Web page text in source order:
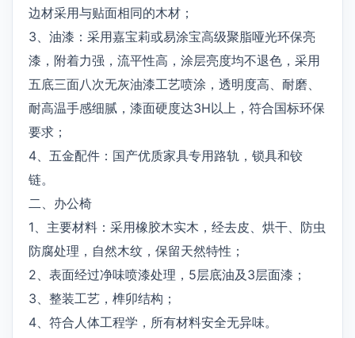
边材采用与贴面相同的木材；
3、油漆：采用嘉宝莉或易涂宝高级聚脂哑光环保亮
漆，附着力强，流平性高，涂层亮度均不退色，采用
五底三面八次无灰油漆工艺喷涂，透明度高、耐磨、
耐高温手感细腻，漆面硬度达3H以上，符合国标环保
要求；
4、五金配件：国产优质家具专用路轨，锁具和铰
链。
二、办公椅
1、主要材料：采用橡胶木实木，经去皮、烘干、防虫
防腐处理，自然木纹，保留天然特性；
2、表面经过净味喷漆处理，5层底油及3层面漆；
3、整装工艺，榫卯结构；
4、符合人体工程学，所有材料安全无异味。